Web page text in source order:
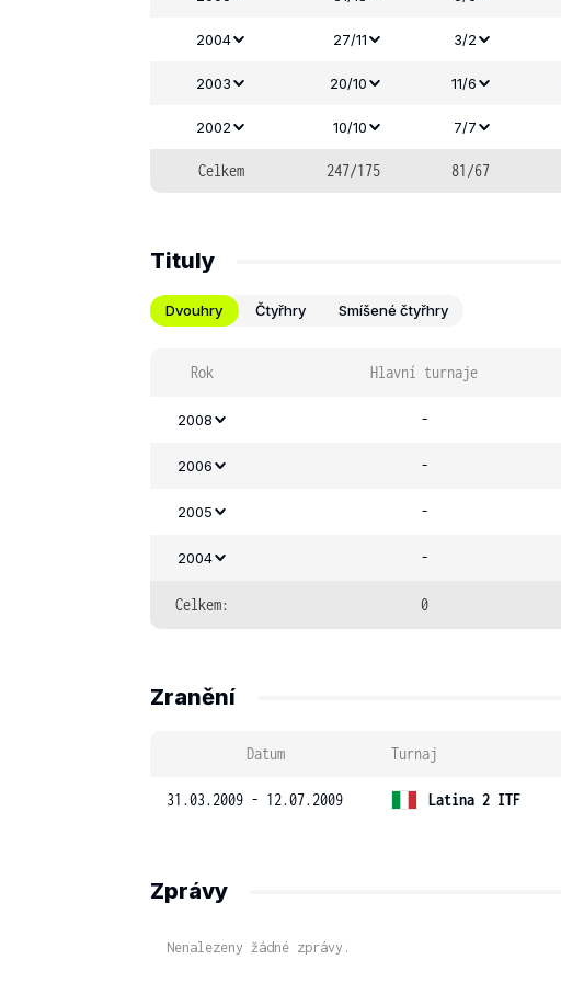
2004 27/11 3/2
2003 20/10 11/6
2002 10/10 7/7
Celkem 247/175 81/67
Tituly
Dvouhry Čtyřhry Smíšené čtyřhry
Rok Hlavní turnaje
2008 -
2006 -
2005 -
2004 -
Celkem: 0
Zranění
Datum Turnaj
31.03.2009 - 12.07.2009 Latina 2 ITF
Zprávy
Nenalezeny žádné zprávy.